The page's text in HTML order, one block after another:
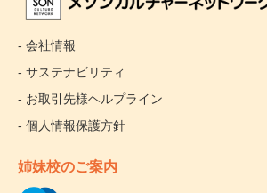
- 会社情報
- サステナビリティ
- お取引先様ヘルプライン
- 個人情報保護方針
姉妹校のご案内